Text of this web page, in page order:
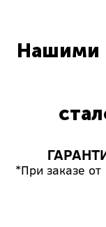
Нашими
*При заказе